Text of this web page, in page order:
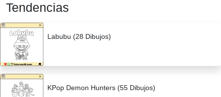
Tendencias
Labubu (28 Dibujos)
KPop Demon Hunters (55 Dibujos)